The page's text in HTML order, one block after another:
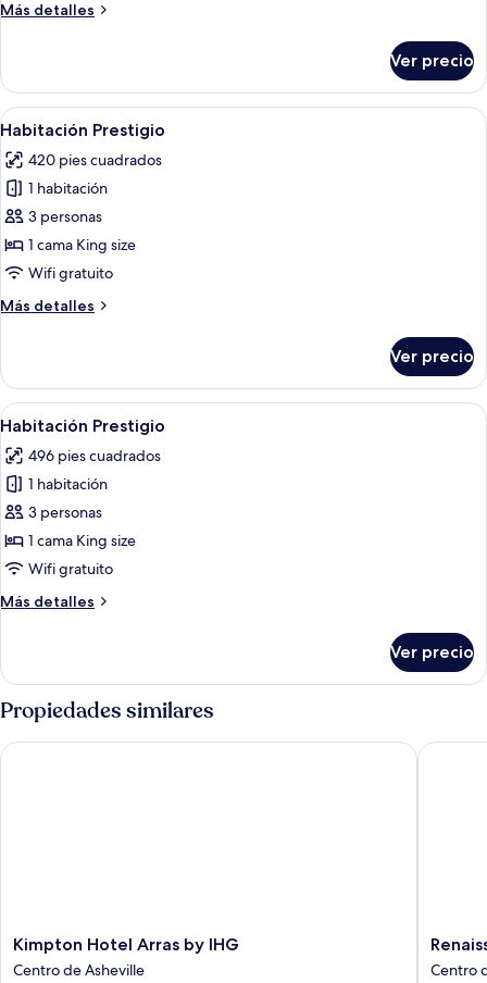
Más detalles
Más
Prestigio
Ver precio
Abrir
todas
las
fotos
de
Habitación
Prestigio
Habitación de hotel moderna con
19
Habitación Prestigio
420 pies cuadrados
1 habitación
3 personas
1 cama King size
Wifi gratuito
Más detalles
Más
Prestigio
Ver precio
Abrir
todas
las
fotos
de
Habitación
Prestigio
Habitación de hotel con una cama
16
Habitación Prestigio
496 pies cuadrados
1 habitación
3 personas
1 cama King size
Wifi gratuito
Más detalles
Más
Prestigio
Ver precio
Propiedades similares
Kimpton
Hotel
Kimpton Hotel Arras by IHG
Centro de Asheville
Kimpton Hotel Arras by IHG
Centro